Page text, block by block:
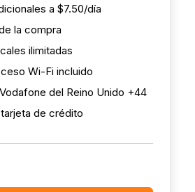
a $7.50/día
la compra
ilimitadas
Wi-Fi incluido
del Reino Unido +44
de crédito